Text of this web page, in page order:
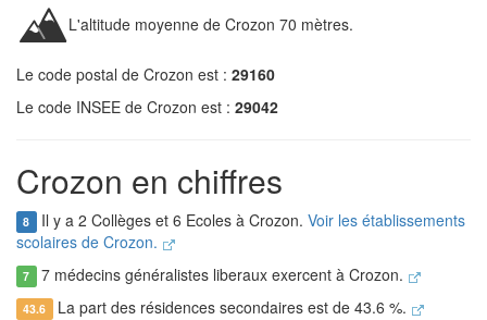
L'altitude moyenne de Crozon 70 mètres.
Le code postal de Crozon est : 29160
Le code INSEE de Crozon est : 29042
Crozon en chiffres
8 Il y a 2 Collèges et 6 Ecoles à Crozon. Voir les établissements
scolaires de Crozon.
7 7 médecins généralistes liberaux exercent à Crozon.
43.6 La part des résidences secondaires est de 43.6 %.